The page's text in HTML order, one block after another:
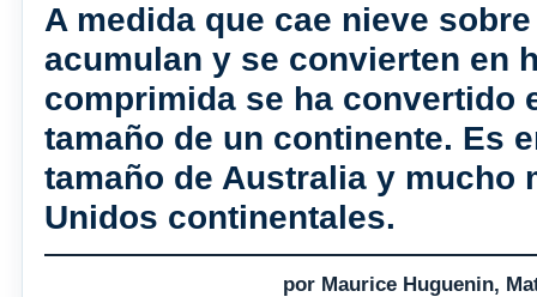
A medida que cae nieve
acumulan y se convierten en
comprimida se ha convertido
tamaño de un continente. Es
tamaño de Australia y mucho
Unidos continentales.
por Maurice Huguenin,